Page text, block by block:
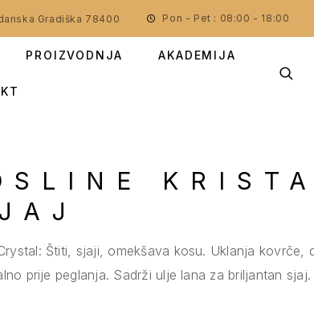
Gradiška 78400 Pon - Pet : 08:00 - 18:00
PROIZVODNJA AKADEMIJA
Štiti, sjaji, omekšava kosu. Uklanja kovrče,
prije peglanja. Sadrži ulje lana za briljantan sjaj.